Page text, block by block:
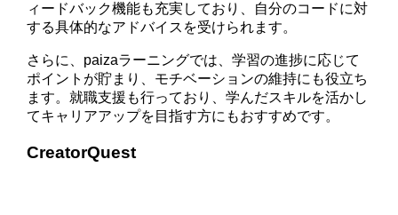
ィードバック機能も充実しており、自分のコードに対
する具体的なアドバイスを受けられます。
さらに、paizaラーニングでは、学習の進捗に応じて
ポイントが貯まり、モチベーションの維持にも役立ち
ます。就職支援も行っており、学んだスキルを活かし
てキャリアアップを目指す方にもおすすめです。
CreatorQuest